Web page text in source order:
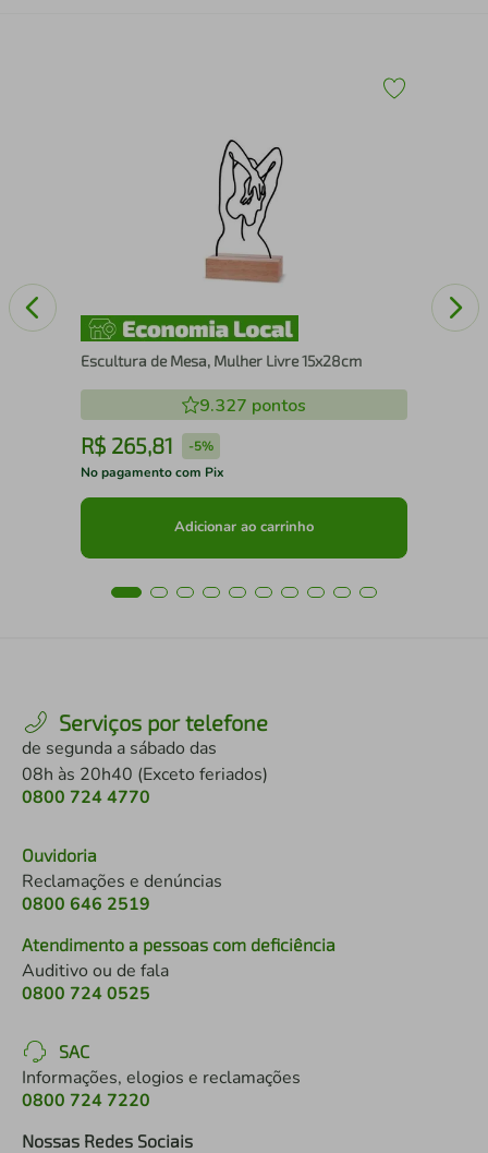
Escultura de Mesa, Mulher Livre 15x28cm
9.327 pontos
R$ 265,81 -5%
No pagamento com Pix
Adicionar ao carrinho
Serviços por telefone
de segunda a sábado das
08h às 20h40 (Exceto feriados)
0800 724 4770
Ouvidoria
Reclamações e denúncias
0800 646 2519
Atendimento a pessoas com deficiência
Auditivo ou de fala
0800 724 0525
SAC
Informações, elogios e reclamações
0800 724 7220
Nossas Redes Sociais